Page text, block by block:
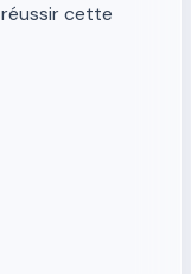
cette